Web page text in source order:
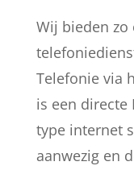
Wij bieden zo
Telefonie via
is een directe
type internet
aanwezig en